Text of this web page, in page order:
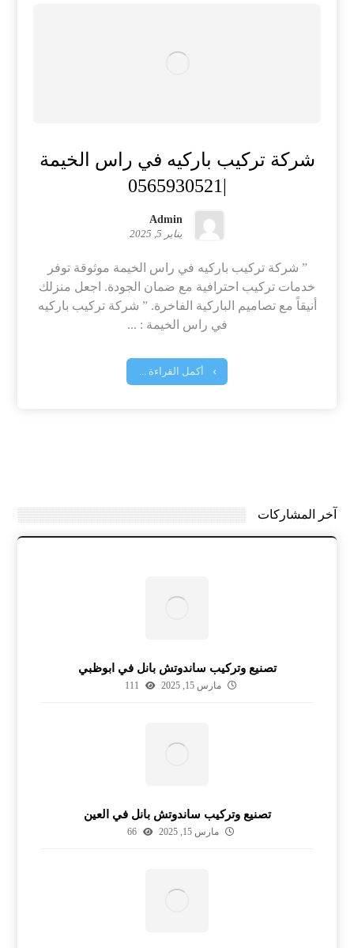
شركة تركيب باركيه في راس الخيمة
Admin
يناير 5, 2025
” شركة تركيب باركيه في راس الخيمة موثوقة توفر
خدمات تركيب احترافية مع ضمان الجودة. اجعل منزلك
أنيقاً مع تصاميم الباركية الفاخرة. ” شركة تركيب باركيه
في راس الخيمة : ...
أكمل القراءة ...
آخر المشاركات
تصنيع وتركيب ساندوتش بانل في ابوظبي
مارس 15, 2025 111
تصنيع وتركيب ساندوتش بانل في العين
مارس 15, 2025 66